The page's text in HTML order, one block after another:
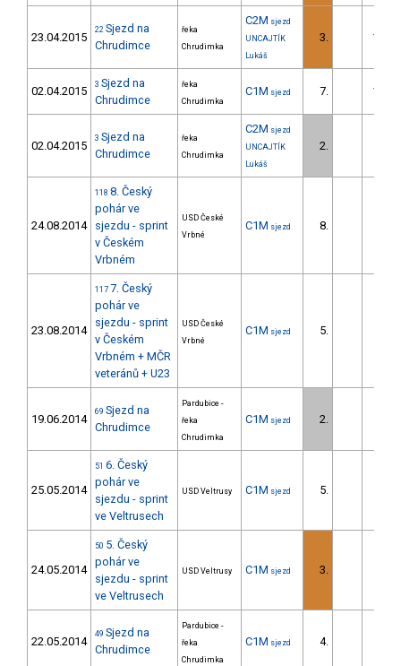
23.04.2015
22 Sjezd na
Chrudimce
řeka
Chrudimka
C2M sjezd
UNCAJTÍK
Lukáš
3.
02.04.2015 3 Sjezd na
Chrudimce
řeka
Chrudimka
C1M sjezd 7.
02.04.2015
3 Sjezd na
Chrudimce
řeka
Chrudimka
C2M sjezd
UNCAJTÍK
Lukáš
2.
24.08.2014
118 8. Český
pohár ve
sjezdu - sprint
v Českém
Vrbném
USD České
Vrbné
C1M sjezd 8.
23.08.2014
117 7. Český
pohár ve
sjezdu - sprint
v Českém
Vrbném + MČR
veteránů + U23
USD České
Vrbné
C1M sjezd 5.
19.06.2014
69 Sjezd na
Chrudimce
Pardubice -
řeka
Chrudimka
C1M sjezd 2.
25.05.2014
51 6. Český
pohár ve
sjezdu - sprint
ve Veltrusech
USD Veltrusy C1M sjezd 5.
24.05.2014
50 5. Český
pohár ve
sjezdu - sprint
ve Veltrusech
USD Veltrusy C1M sjezd 3.
22.05.2014
49 Sjezd na
Chrudimce
Pardubice -
řeka
Chrudimka
C1M sjezd 4.